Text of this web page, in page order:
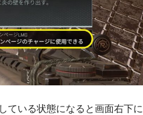
ている状態になると画面右下に